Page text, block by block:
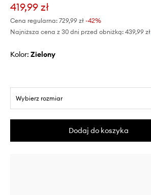
419,99 zł
Cena regularna: 729,99 zł -42%
Najniższa cena z 30 dni przed obniżką: 439,99 zł
Kolor: zielony
Wybierz rozmiar
Dodaj do koszyka